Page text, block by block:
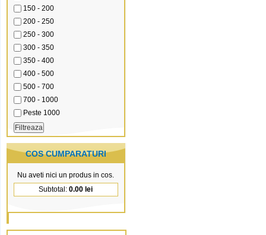
150 - 200
200 - 250
250 - 300
300 - 350
350 - 400
400 - 500
500 - 700
700 - 1000
Peste 1000
COS CUMPARATURI
Nu aveti nici un produs in cos.
Subtotal: 0.00 lei